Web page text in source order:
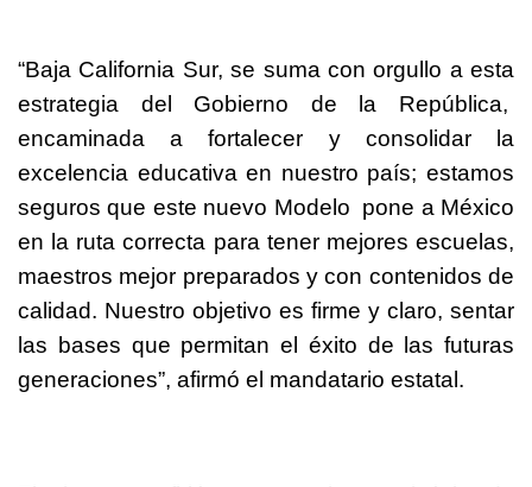
“Baja California Sur, se suma con orgullo a esta
estrategia del Gobierno de la República,
encaminada a fortalecer y consolidar la
excelencia educativa en nuestro país; estamos
seguros que este nuevo Modelo pone a México
en la ruta correcta para tener mejores escuelas,
maestros mejor preparados y con contenidos de
calidad. Nuestro objetivo es firme y claro, sentar
las bases que permitan el éxito de las futuras
generaciones”, afirmó el mandatario estatal.